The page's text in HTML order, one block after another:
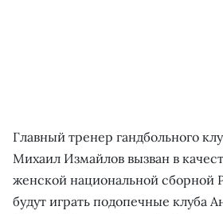
Главный тренер гандбольного
Михаил Измайлов вызван в
женской национальной сборной
будут играть подопечные клуба